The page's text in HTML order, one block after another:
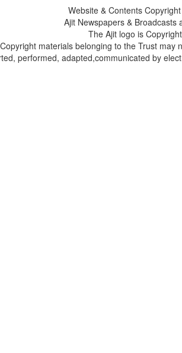
Website & Contents
Ajit Newspapers &
The Ajit logo is
materials belonging to the Trust
performed, adapted,communicated by